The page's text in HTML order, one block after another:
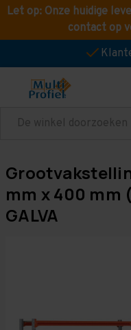
Let op: Onze huidige
contact op
Zoeken
mm x 400 mm
GALVA